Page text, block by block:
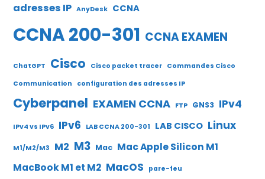
adresses IP AnyDesk CCNA
CCNA 200-301 CCNA EXAMEN
ChatGPT Cisco Cisco packet tracer Commandes Cisco
Communication
configuration des adresses IP
Cyberpanel EXAMEN CCNA FTP GNS3 IPv4
IPv4 vs IPv6 IPv6 LAB CCNA 200-301 LAB CISCO Linux
M1/M2/M3 M2 M3 Mac Mac Apple Silicon M1
MacBook M1 et M2 MacOS pare-feu